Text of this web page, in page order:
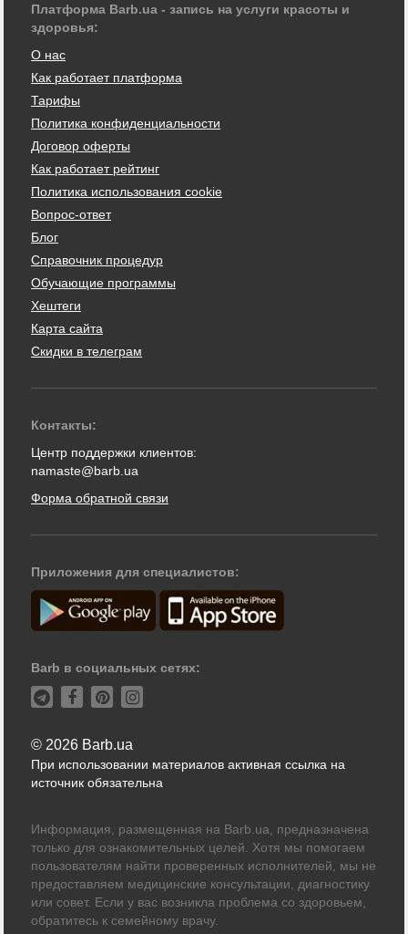
Платформа Barb.ua - запись на услуги красоты и
здоровья:
О нас
Как работает платформа
Тарифы
Политика конфиденциальности
Договор оферты
Как работает рейтинг
Политика использования cookie
Вопрос-ответ
Блог
Справочник процедур
Обучающие программы
Хештеги
Карта сайта
Скидки в телеграм
Контакты:
Центр поддержки клиентов:
namaste@barb.ua
Форма обратной связи
Приложения для специалистов:
Barb в социальных сетях:
© 2026 Barb.ua
При использовании материалов активная ссылка на
источник обязательна
Информация, размещенная на Barb.ua, предназначена
только для ознакомительных целей. Хотя мы помогаем
пользователям найти проверенных исполнителей, мы не
предоставляем медицинские консультации, диагностику
или совет. Если у вас возникла проблема со здоровьем,
обратитесь к семейному врачу.